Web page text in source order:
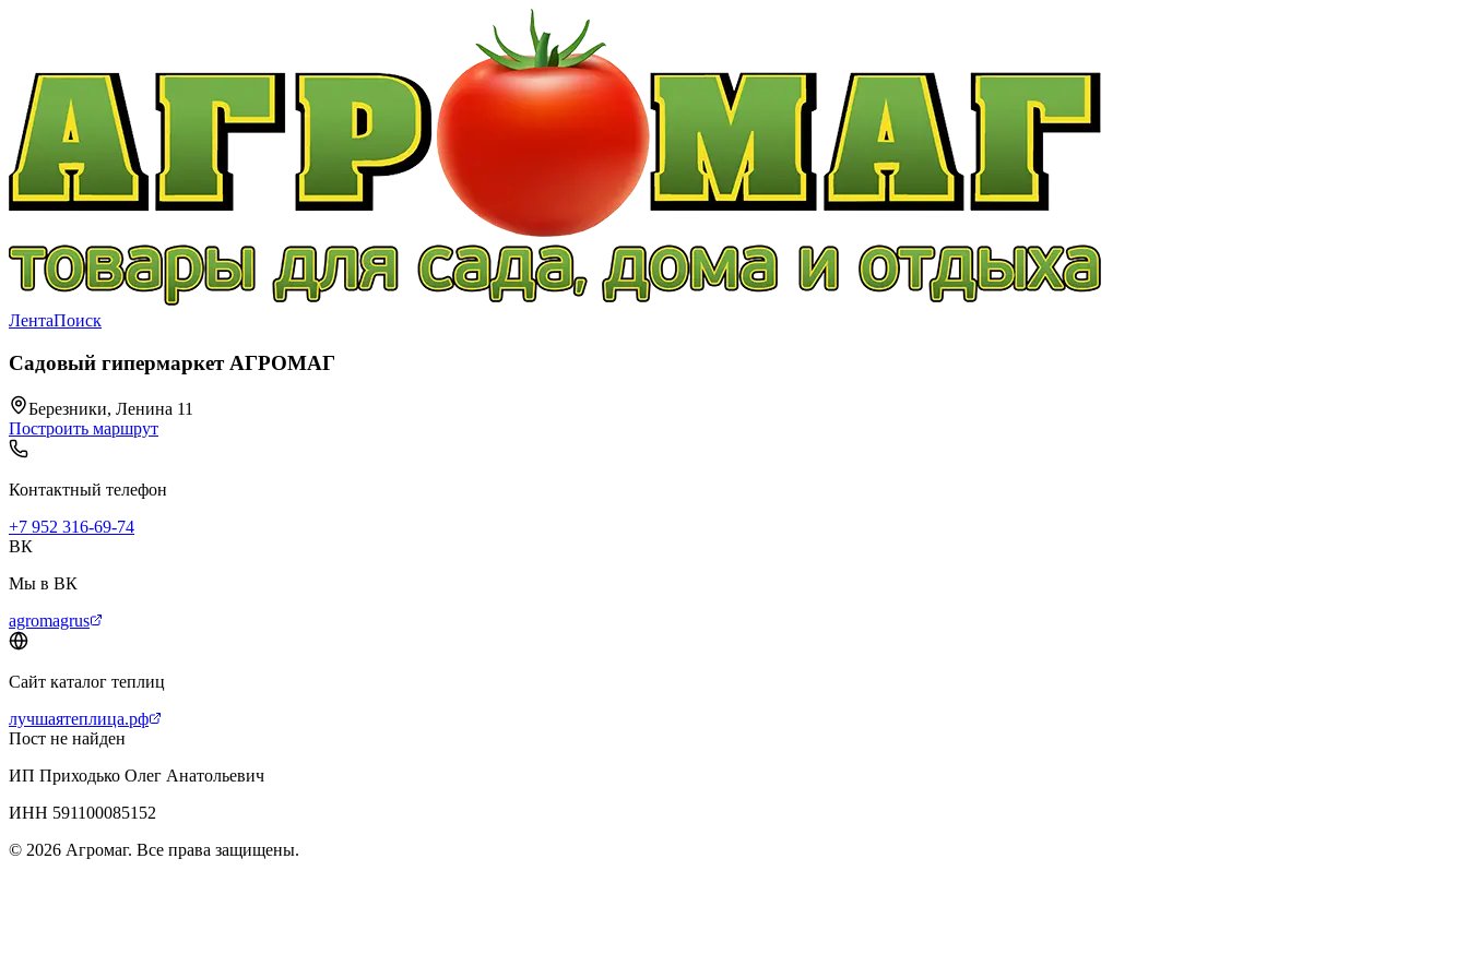
ЛентаПоиск
Садовый гипермаркет АГРОМАГ
Березники, Ленина 11
Построить маршрут
Контактный телефон
+7 952 316-69-74
ВК
Мы в ВК
agromagrus
Сайт каталог теплиц
лучшаятеплица.рф
Пост не найден
ИП Приходько Олег Анатольевич
ИНН 591100085152
© 2026 Агромаг. Все права защищены.